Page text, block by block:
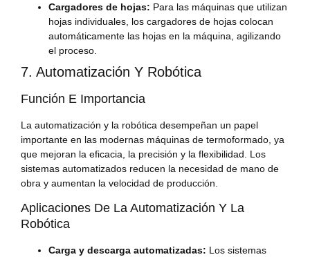
Cargadores de hojas: Para las máquinas que utilizan
hojas individuales, los cargadores de hojas colocan
automáticamente las hojas en la máquina, agilizando
el proceso.
7. Automatización Y Robótica
Función E Importancia
La automatización y la robótica desempeñan un papel
importante en las modernas máquinas de termoformado, ya
que mejoran la eficacia, la precisión y la flexibilidad. Los
sistemas automatizados reducen la necesidad de mano de
obra y aumentan la velocidad de producción.
Aplicaciones De La Automatización Y La
Robótica
Carga y descarga automatizadas: Los sistemas